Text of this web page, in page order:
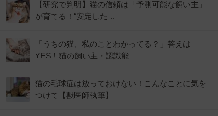
【研究で判明】猫の信頼は「予測可能な飼い主」
が育てる！“安定した…
「うちの猫、私のことわかってる？」答えは
YES！猫の飼い主・認識能…
猫の毛球症は放っておけない！こんなことに気を
つけて【獣医師執筆】